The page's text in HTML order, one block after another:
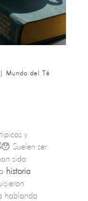
| Mundo del Té
y
Suelen ser
sido
historia
hablando